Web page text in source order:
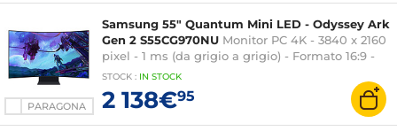
PARAGONA
Samsung 55" Quantum Mini LED - Odyssey Ark
Gen 2 S55CG970NU Monitor PC 4K - 3840 x 2160
pixel - 1 ms (da grigio a grigio) - Formato 16:9 -
Pannello curvo VA - 165 Hz - Quantum HDR 32x -
FreeSync Premium Pro - DisplayPort/HDMI -
LAN/Wi-Fi - Altezza regolabile - Nero
STOCK : IN STOCK
2 138€95